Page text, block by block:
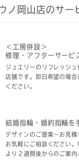
ノ岡山店のサー
＜工房併設＞
修理・アフターサービ
ジュエリーのリフレッシ
店舗です。即日希望の場
ください。
結婚指輪・婚約指輪を
デザイン​のご提案～お見
お気軽にご相談ください
より２週間後からのご案